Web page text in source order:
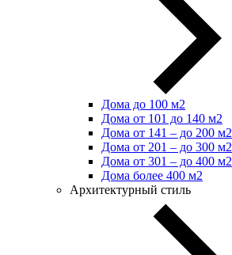
Дома до 100 м2
Дома от 101 до 140 м2
Дома от 141 – до 200 м2
Дома от 201 – до 300 м2
Дома от 301 – до 400 м2
Дома более 400 м2
Архитектурный стиль